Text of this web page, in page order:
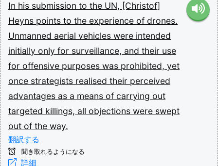
In his submission to the UN, [Christof]
Heyns points to the experience of drones.
Unmanned aerial vehicles were intended
initially only for surveillance, and their use
for offensive purposes was prohibited, yet
once strategists realised their perceived
advantages as a means of carrying out
targeted killings, all objections were swept
out of the way.
翻訳する
聞き取れるようになる
詳細